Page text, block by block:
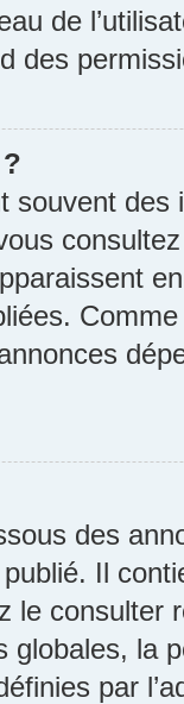
de
des
souvent
des
Il
le consulter
globales, la
par